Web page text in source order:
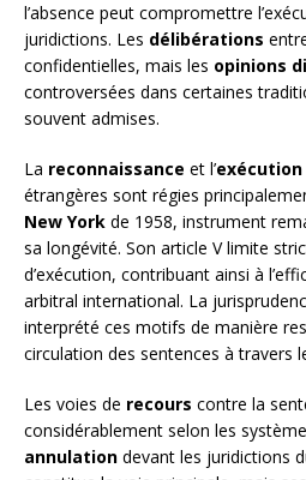
l’absence peut compromettre
juridictions. Les délibérations
confidentielles, mais les opinions
controversées dans certaines
souvent admises.
La reconnaissance et l’exécution
étrangères sont régies
New York de 1958, instrument
sa longévité. Son article V limite
d’exécution, contribuant ainsi à
arbitral international. La
interprété ces motifs de manière
circulation des sentences à travers
Les voies de recours contre la
considérablement selon les
annulation devant les juridictions